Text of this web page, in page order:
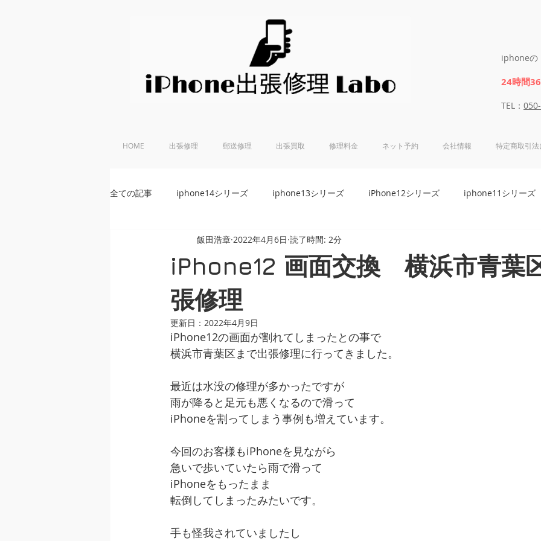
iphoneの
24時間
​​TEL：
HOME 出張修理 郵送修理 出張買取 修理料金 ネット予約 会社情報 特定商取引
全ての記事 iphone14シリーズ iphone13シリーズ iPhone12シリーズ iphone11シリーズ
iPhoneSE 第2世代 iphone8シリーズ iphone7シリーズ
iphone5シリーズ ipadシリーズ
画面交換修理 水没修理 データ復旧 スマホ、タブレット販売
iphone修理 夜間 ipone出張修理 お知らせ
iPhone12 画面交換 横浜市青葉
張修理
飯田浩章 2022年4月6日 読了時間: 2分
更新日： 2022年4月9日
iPhone12の画面が割れてしまったとの事で
横浜市青葉区まで出張修理に行ってきました。
最近は水没の修理が多かったですが
雨が降ると足元も悪くなるので滑って
iPhoneを割ってしまう事例も増えています。
今回のお客様もiPhoneを見ながら
急いで歩いていたら雨で滑って
iPhoneをもったまま
転倒してしまったみたいです。
手も怪我されていましたし